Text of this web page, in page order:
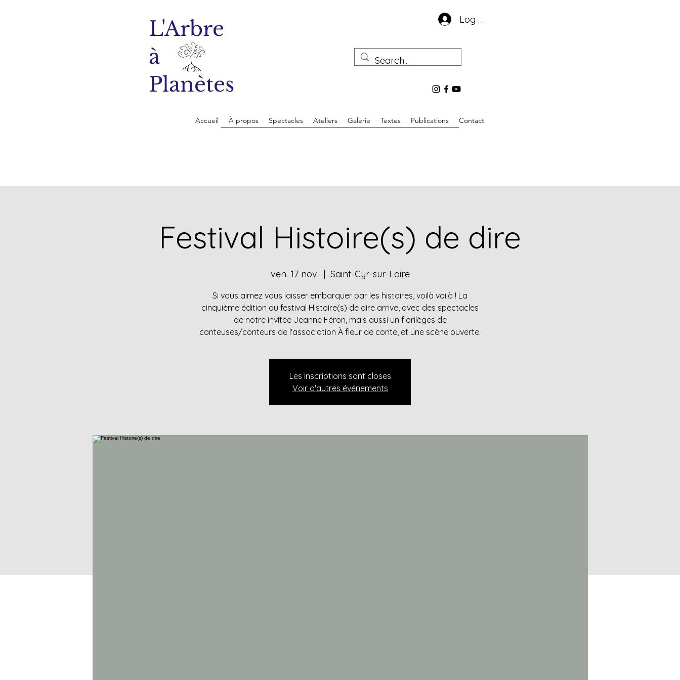
L'Arbre
à
Planètes
Log In
Accueil À propos Spectacles Ateliers Galerie Textes Publications Contact
Festival Histoire(s) de dire
ven. 17 nov.
  |
Saint-Cyr-sur-Loire
Si vous aimez vous laisser embarquer par les histoires, voilà voilà ! La
cinquième édition du festival Histoire(s) de dire arrive, avec des spectacles
de notre invitée Jeanne Féron, mais aussi un florilèges de
conteuses/conteurs de l'association À fleur de conte, et une scène ouverte.
Les inscriptions sont closes
Voir d'autres événements